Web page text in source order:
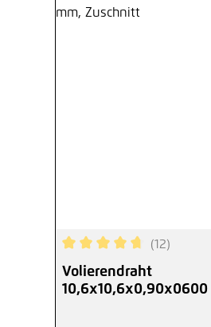
Durchschnittliche
(12)
Volierendraht
10,6x10,6x0,90x0600